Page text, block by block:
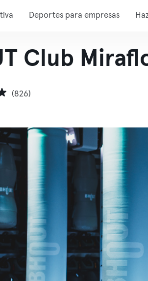
Deportes para empresas
Club
(826)